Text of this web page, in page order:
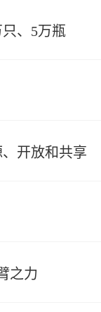
、5万瓶
开放和共享
之力